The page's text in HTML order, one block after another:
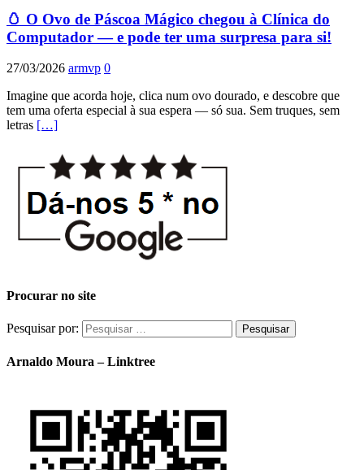
🥚 O Ovo de Páscoa Mágico chegou à Clínica do
Computador — e pode ter uma surpresa para si!
27/03/2026 armvp 0
Imagine que acorda hoje, clica num ovo dourado, e descobre que
tem uma oferta especial à sua espera — só sua. Sem truques, sem
letras […]
Procurar no site
Pesquisar por:
Arnaldo Moura – Linktree